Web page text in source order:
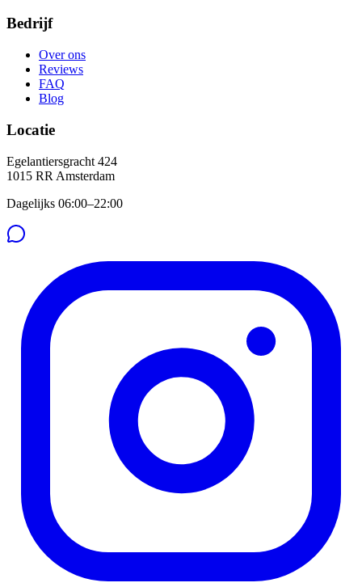
Bedrijf
Over ons
Reviews
FAQ
Blog
Locatie
Egelantiersgracht 424
1015 RR Amsterdam
Dagelijks 06:00–22:00